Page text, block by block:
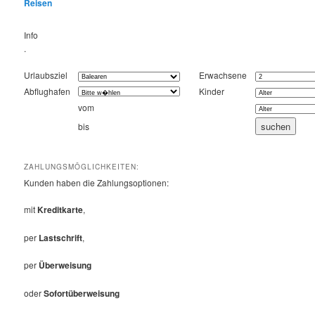
Reisen
Info
.
Urlaubsziel
Erwachsene
Abflughafen
Kinder
vom
bis
ZAHLUNGSMÖGLICHKEITEN:
Kunden haben die Zahlungsoptionen:
mitKreditkarte,
per Lastschrift,
per Überweisung
oderSofortüberweisung